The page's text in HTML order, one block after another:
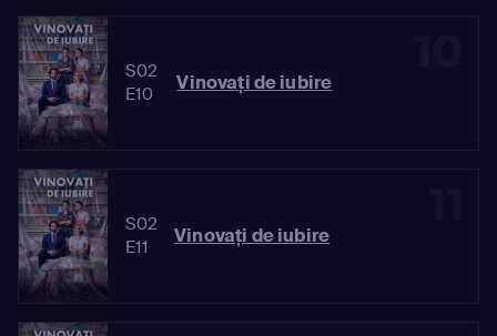
S02
E10
Vinovaţi de iubire
S02
E11
Vinovaţi de iubire